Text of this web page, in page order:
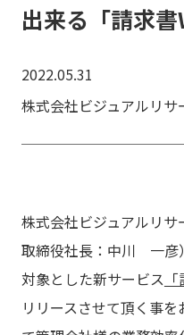
出来る「請求
2022.05.31
株式会社ビジュアルリサ
株式会社ビジュアルリ
取締役社長：中川 一彦
対象とした新サービス
リリースさせて頂く事